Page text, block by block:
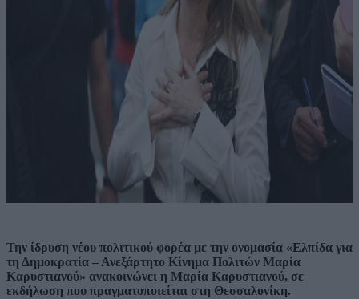
Την ίδρυση νέου πολιτικού φορέα με την ονομασία «Ελπίδα για
τη Δημοκρατία – Ανεξάρτητο Κίνημα Πολιτών Μαρία
Καρυστιανού» ανακοινώνει η Μαρία Καρυστιανού, σε
εκδήλωση που πραγματοποιείται στη Θεσσαλονίκη.